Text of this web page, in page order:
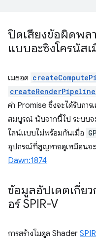
ปิดเสียงข้อผิดพล
แบบอะซิงโครนัส
เมธอด
ค่า Promise ซึ่งจะได้รับการ
สมบูรณ์ นับจากนี้ไป ระบบจ
ไลน์แบบไม่พร้อมกันเมื่อ
อุปกรณ์ที่สูญหายดูเหมือนจ
Dawn:1874
ข้อมูลอัปเดตเกี่ยว
อร์ SPIR-V
การสร้างโมดูล Shader